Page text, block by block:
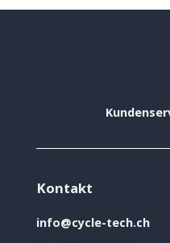
Kontakt
info@cycle-tech.ch